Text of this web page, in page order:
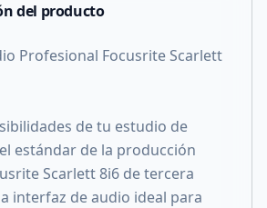
del producto
Profesional Focusrite Scarlett
de tu estudio de
estándar de la producción
Scarlett 8i6 de tercera
interfaz de audio ideal para